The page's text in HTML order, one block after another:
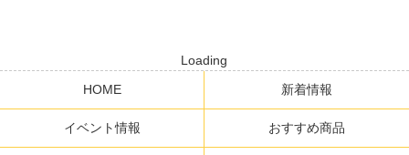
Loading
HOME
新着情報
イベント情報 おすすめ商品